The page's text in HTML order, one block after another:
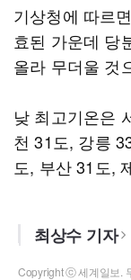
기상청에 따르
효된 가운데 당
올라 무더울 것
낮 최고기온은
천 31도, 강릉
도, 부산 31도,
최상수 기자
Copyright ⓒ 세계일보.